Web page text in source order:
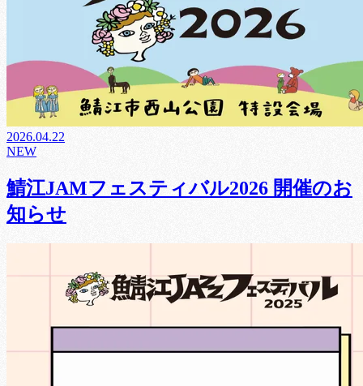
2026.04.22
NEW
鯖江JAMフェスティバル2026 開催のお
知らせ